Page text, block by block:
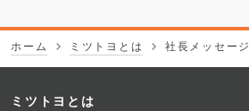
ホーム ミツトヨとは 社長メッセージ
フ
ミツトヨとは